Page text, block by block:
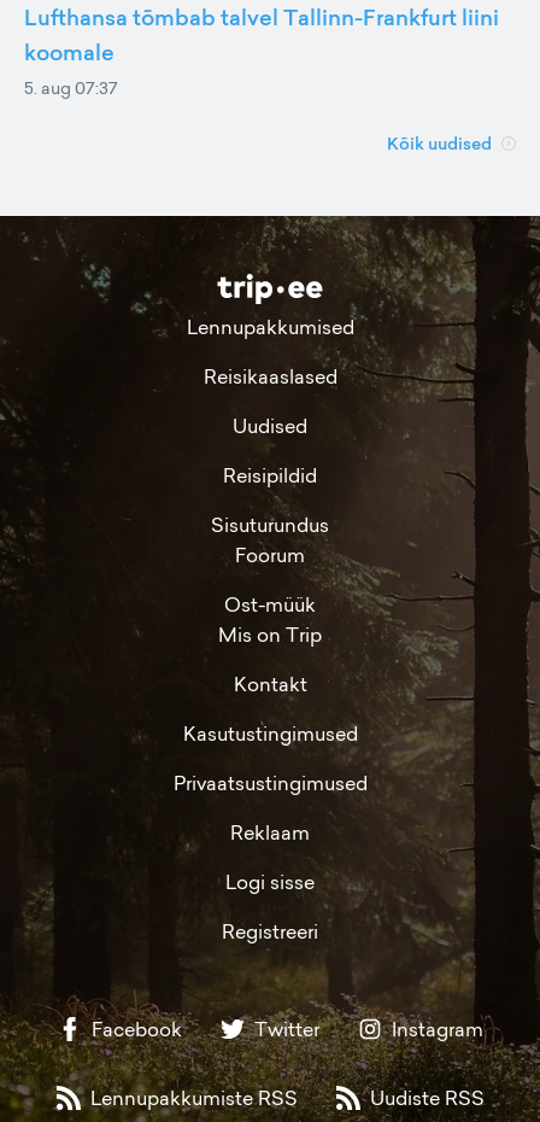
Lufthansa tõmbab talvel Tallinn-Frankfurt liini
koomale
5. aug 07:37
Kõik uudised
Lennupakkumised
Reisikaaslased
Uudised
Reisipildid
Sisuturundus
Foorum
Ost-müük
Mis on Trip
Kontakt
Kasutustingimused
Privaatsustingimused
Reklaam
Logi sisse
Registreeri
Facebook Twitter Instagram
Lennupakkumiste RSS Uudiste RSS